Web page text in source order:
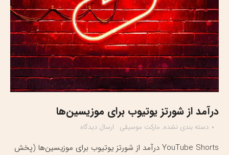
درآمد از شورتز یوتیوب برای موزیسین‌ها
دسته بندی نشده, مارکت موسیقی ارسال دیدگاه
YouTube Shorts درآمد از شورتز یوتیوب برای موزیسین‌ها (پخش